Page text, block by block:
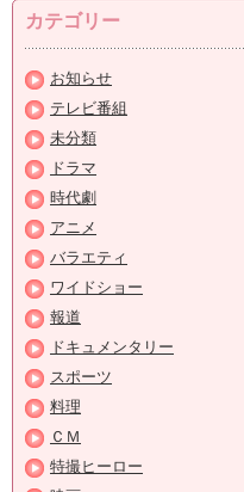
カテゴリー
お知らせ
テレビ番組
未分類
ドラマ
時代劇
アニメ
バラエティ
ワイドショー
報道
ドキュメンタリー
スポーツ
料理
ＣＭ
特撮ヒーロー